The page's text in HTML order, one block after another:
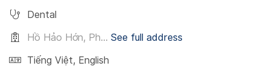
Dental
Hồ Hảo Hớn, Ph... See full address
Tiếng Việt, English